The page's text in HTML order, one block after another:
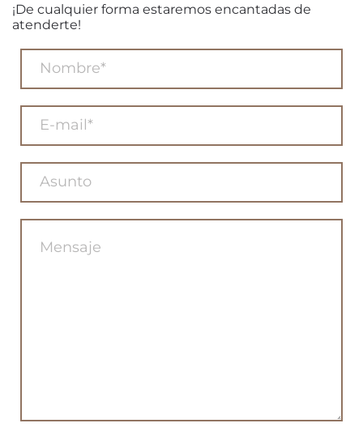
¡De cualquier forma estaremos encantadas de
atenderte!